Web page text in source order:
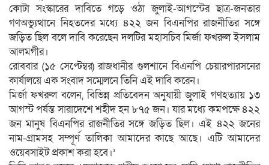
কোটা সংস্কারের দাবিতে গড়ে ওঠা জুলাই-আগস্টের ছাত্র-জনতার
গণঅভ্যুত্থানে নিহতদের মধ্যে ৪২২ জন বিএনপির রাজনীতির সঙ্গে
জড়িত ছিল বলে দাবি করেছেন দলটির মহাসচিব মির্জা ফখরুল ইসলাম
আলমগীর।
রোববার (১৫ সেপ্টেম্বর) রাজধানীর গুলশানে বিএনপি চেয়ারপারসনের
কার্যালয়ে এক সংবাদ সম্মেলনে তিনি এই দাবি করেন।
মির্জা ফখরুল বলেন, বিভিন্ন প্রতিবেদন অনুযায়ী জুলাই গণহত্যায় ১৩
আগস্ট পর্যন্ত সারাদেশে শহীদ হন ৮৭৫ জন। যার মধ্যে কমপক্ষে ৪২২
জন মানুষ বিএনপির রাজনীতির সঙ্গে জড়িত ছিল। এই ৪২২ জনের
নাম-গ্রামসহ সম্পূর্ণ তালিকা আমাদের কাছে আছে। এটি আমাদের
ওয়েবসাইট প্রকাশ করা হবে।’